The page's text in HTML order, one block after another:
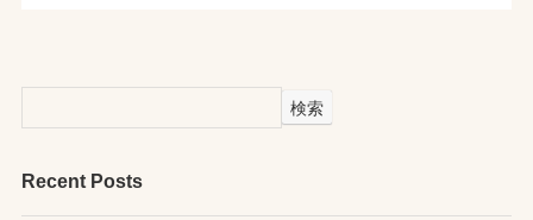
検索
Recent Posts